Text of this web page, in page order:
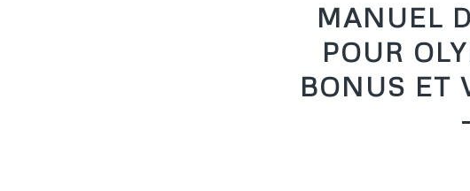
MANUEL
POUR
BONUS ET